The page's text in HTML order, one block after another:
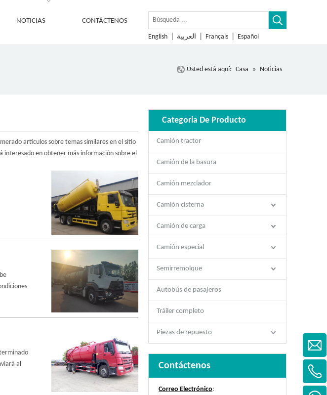
NOTICIAS CONTÁCTENOS
English العربية Français Español
Usted está aquí: Casa » Noticias
artículos sobre temas similares en el sitio
interesado en obtener más información sobre el
al
Categoria De Producto
Camión tractor
Camión de la basura
Camión mezclador
Camión cisterna
Camión de carga
Camión especial
Semirremolque
Autobús de pasajeros
Tráiler completo
Piezas de repuesto
Contáctenos
Correo Electrónico: